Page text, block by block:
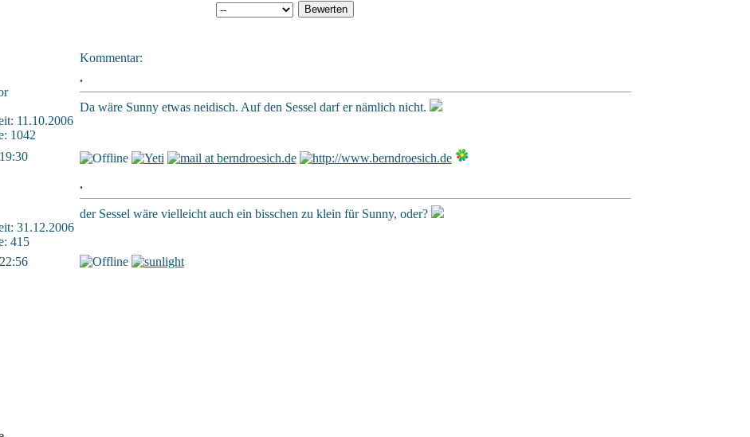
Kommentar:
11.10.2006
1042
.
Da wäre Sunny etwas neidisch. Auf den Sessel darf er nämlich nicht.
31.12.2006
415
.
der Sessel wäre vielleicht auch ein bisschen zu klein für Sunny, oder?